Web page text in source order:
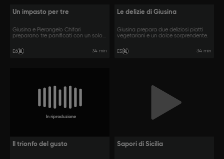
Un impasto per tre
Giusina e Pierangelo Chifari
preparano tre panificati con un solo
E6 34 min
Le delizie di Giusina
Giusina prepara due deliziosi piatti
vegetariani e un dolce sorprendente.
E5 34 min
In riproduzione
Il trionfo del gusto Sapori di Sicilia